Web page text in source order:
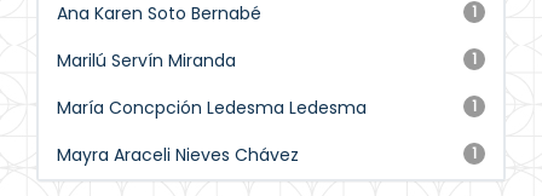
1
Ana Karen Soto Bernabé
1
Marilú Servín Miranda
1
María Concpción Ledesma Ledesma
1
Mayra Araceli Nieves Chávez